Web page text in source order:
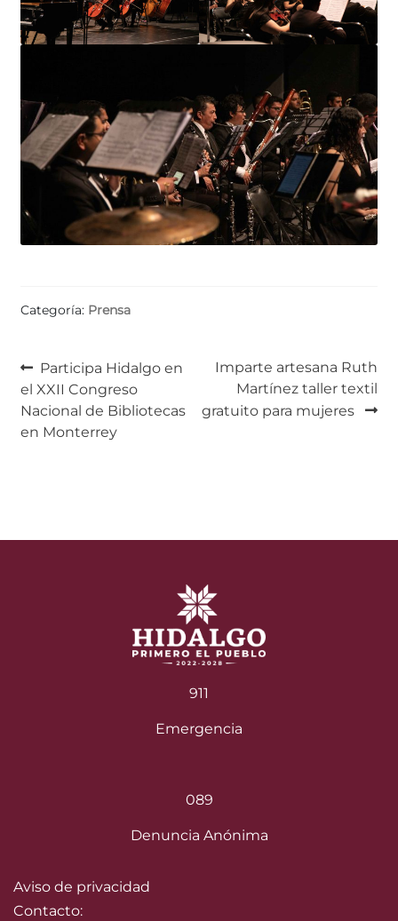
Categoría: Prensa
Navegación
de
entradas
Anterior:
Participa Hidalgo en
el XXII Congreso
Nacional de Bibliotecas
en Monterrey
Siguiente:
Imparte artesana Ruth
Martínez taller textil
gratuito para mujeres
911
Emergencia
089
Denuncia Anónima
Aviso de privacidad
Contacto: